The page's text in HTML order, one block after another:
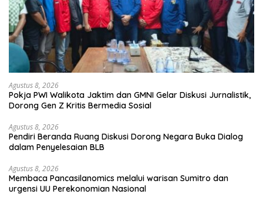
Agustus 8, 2026
Pokja PWI Walikota Jaktim dan GMNI Gelar Diskusi Jurnalistik,
Dorong Gen Z Kritis Bermedia Sosial
Agustus 8, 2026
Pendiri Beranda Ruang Diskusi Dorong Negara Buka Dialog
dalam Penyelesaian BLB
Agustus 8, 2026
Membaca Pancasilanomics melalui warisan Sumitro dan
urgensi UU Perekonomian Nasional